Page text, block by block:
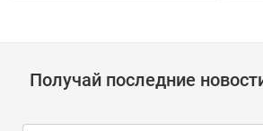
Получай последние